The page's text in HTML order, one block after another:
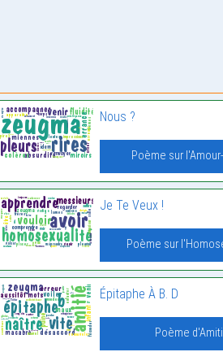
Nous ?
Poème sur
Je Te Veux !
Poème sur
Épitaphe À B. D
Poème